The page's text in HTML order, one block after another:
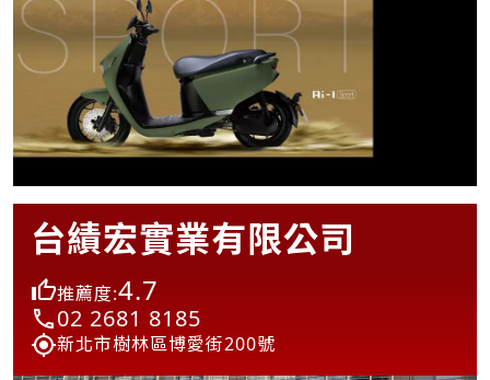
台績宏實業有限公司
推薦度:4.7
02 2681 8185
新北市樹林區博愛街200號